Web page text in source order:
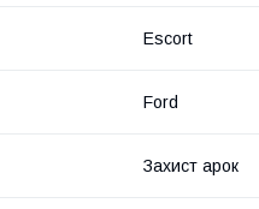
Escort
Ford
Захист арок